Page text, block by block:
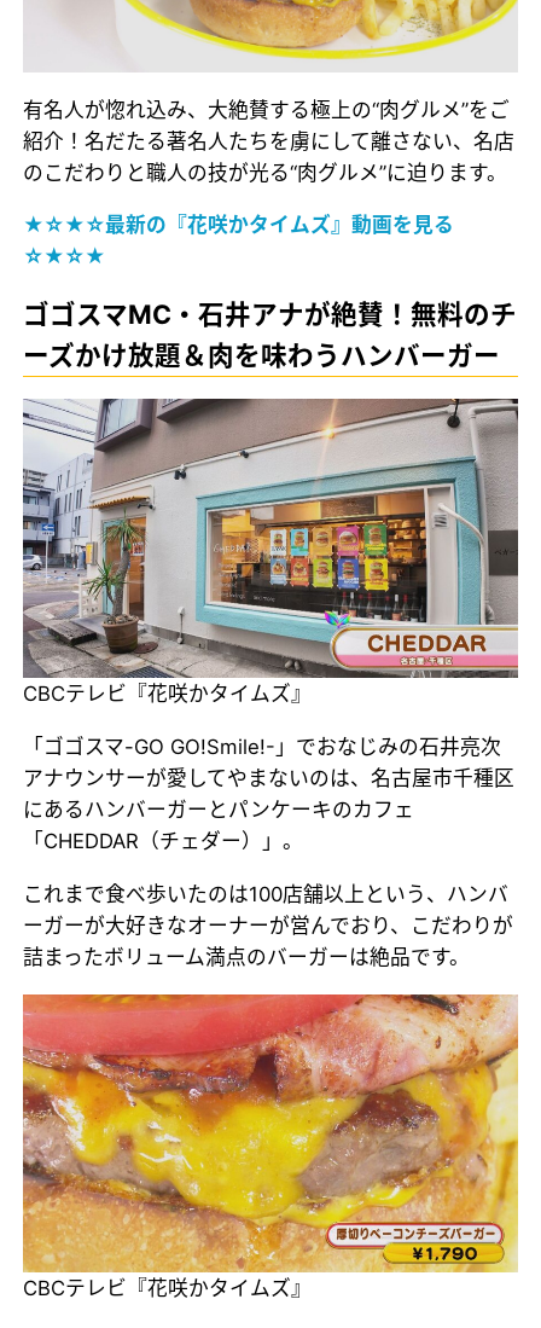
有名人が惚れ込み、大絶賛する極上の“肉グルメ”をご
紹介！名だたる著名人たちを虜にして離さない、名店
のこだわりと職人の技が光る“肉グルメ”に迫ります。
★☆★☆最新の『花咲かタイムズ』動画を見る
☆★☆★
ゴゴスマMC・石井アナが絶賛！無料のチ
ーズかけ放題＆肉を味わうハンバーガー
CBCテレビ『花咲かタイムズ』
「ゴゴスマ-GO GO!Smile!-」でおなじみの石井亮次
アナウンサーが愛してやまないのは、名古屋市千種区
にあるハンバーガーとパンケーキのカフェ
「CHEDDAR（チェダー）」。
これまで食べ歩いたのは100店舗以上という、ハンバ
ーガーが大好きなオーナーが営んでおり、こだわりが
詰まったボリューム満点のバーガーは絶品です。
CBCテレビ『花咲かタイムズ』